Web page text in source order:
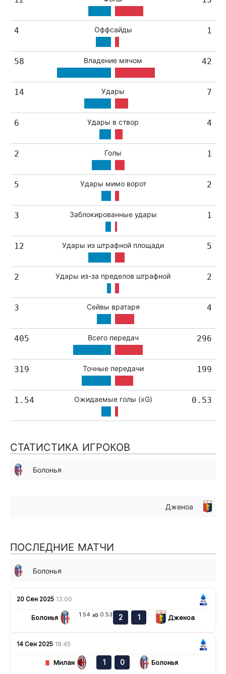
4 Оффсайды 1
58 Владение мячом 42
14 Удары 7
6 Удары в створ 4
2 Голы 1
5 Удары мимо ворот 2
3 Заблокированные удары 1
12 Удары из штрафной площади 5
2 Удары из-за пределов штрафной 2
3 Сейвы вратаря 4
405 Всего передач 296
319 Точные передачи 199
1.54 Ожидаемые голы (xG) 0.53
СТАТИСТИКА ИГРОКОВ
Болонья
Дженоа
ПОСЛЕДНИЕ МАТЧИ
Болонья
20 Сен 2025 13:00
Болонья 1.54 xG 0.53 2 1 Дженоа
14 Сен 2025 18:45
Милан 1 0 Болонья